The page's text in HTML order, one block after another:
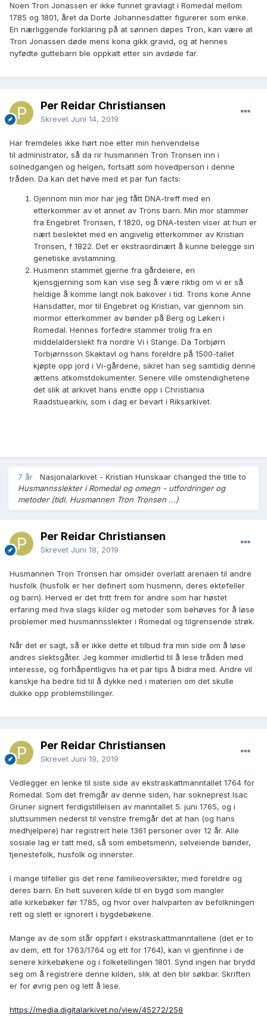
Noen Tron Jonassen er ikke funnet gravlagt i Romedal mellom
1785 og 1801, året da Dorte Johannesdatter figurerer som enke.
En nærliggende forklaring på at sønnen døpes Tron, kan være at
Tron Jonassen døde mens kona gikk gravid, og at hennes
nyfødte guttebarn ble oppkalt etter sin avdøde far.
Per Reidar Christiansen
Skrevet Juni 14, 2019
Har fremdeles ikke hørt noe etter min henvendelse
til administrator, så da rir husmannen Tron Tronsen inn i
solnedgangen og helgen, fortsatt som hovedperson i denne
tråden. Da kan det høve med et par fun facts:
Gjennom min mor har jeg fått DNA-treff med en
etterkommer av et annet av Trons barn. Min mor stammer
fra Engebret Tronsen, f 1820, og DNA-testen viser at hun er
nært beslektet med en angivelig etterkommer av Kristian
Tronsen, f 1822. Det er ekstraordinært å kunne belegge sin
genetiske avstamning.
Husmenn stammet gjerne fra gårdeiere, en
kjensgjerning som kan vise seg å være riktig om vi er så
heldige å komme langt nok bakover i tid. Trons kone Anne
Hansdatter, mor til Engebret og Kristian, var gjennom sin
mormor etterkommer av bønder på Berg og Løken i
Romedal. Hennes forfedre stammer trolig fra en
middelalderslekt fra nordre Vi i Stange. Da Torbjørn
Torbjørnsson Skaktavl og hans foreldre på 1500-tallet
kjøpte opp jord i Vi-gårdene, sikret han seg samtidig denne
ættens atkomstdokumenter. Senere ville omstendighetene
det slik at arkivet hans endte opp i Christiania
Raadstuearkiv, som i dag er bevart i Riksarkivet.
7 år
Nasjonalarkivet - Kristian Hunskaar changed the title to
Husmannsslekter i Romedal og omegn - utfordringer og
metoder (tidl. Husmannen Tron Tronsen ...)
Per Reidar Christiansen
Skrevet Juni 18, 2019
Husmannen Tron Tronsen har omsider overlatt arenaen til andre
husfolk (husfolk er her definert som husmenn, deres ektefeller
og barn). Herved er det fritt frem for andre som har høstet
erfaring med hva slags kilder og metoder som behøves for å løse
problemer med husmannsslekter i Romedal og tilgrensende strøk.
Når det er sagt, så er ikke dette et tilbud fra min side om å løse
andres slektsgåter. Jeg kommer imidlertid til å lese tråden med
interesse, og forhåpentligvis ha et par tips å bidra med. Andre vil
kanskje ha bedre tid til å dykke ned i materien om det skulle
dukke opp problemstillinger.
Per Reidar Christiansen
Skrevet Juni 19, 2019
Vedlegger en lenke til siste side av ekstraskattmanntallet 1764 for
Romedal. Som det fremgår av denne siden, har sokneprest Isac
Grüner signert ferdigstillelsen av manntallet 5. juni 1765, og i
sluttsummen nederst til venstre fremgår det at han (og hans
medhjelpere) har registrert hele 1361 personer over 12 år. Alle
sosiale lag er tatt med, så som embetsmenn, selveiende bønder,
tjenestefolk, husfolk og innerster.
I mange tilfeller gis det rene familieoversikter, med foreldre og
deres barn. En helt suveren kilde til en bygd som mangler
alle kirkebøker før 1785, og hvor over halvparten av befolkningen
rett og slett er ignorert i bygdebøkene.
Mange av de som står oppført i ekstraskattmanntallene (det er to
av dem, ett for 1763/1764 og ett for 1764), kan vi gjenfinne i de
senere kirkebøkene og i folketellingen 1801. Synd ingen har brydd
seg om å registrere denne kilden, slik at den blir søkbar. Skriften
er for øvrig pen og lett å lese.
https://media.digitalarkivet.no/view/45272/258